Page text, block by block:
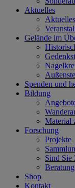
Aktuelles
Gelände im
Spenden und
Bildung
Material
Forschung
Projekte
Sind Sie
Beratung
Shop
Kontakt